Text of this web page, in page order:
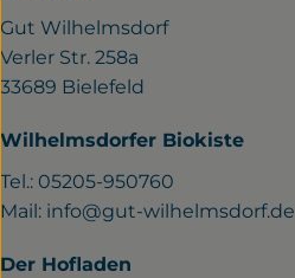
Gut Wilhelmsdorf
Verler Str. 258a
33689 Bielefeld
Wilhelmsdorfer Biokiste
Tel.: 05205-950760
Mail: info@gut-wilhelmsdorf.de
Der Hofladen